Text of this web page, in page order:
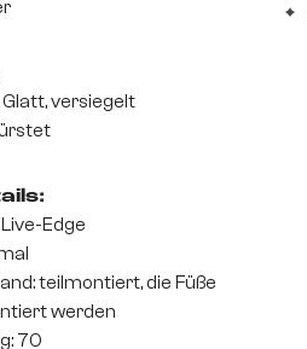
versiegelt
Edge
teilmontiert, die Füße
werden
70